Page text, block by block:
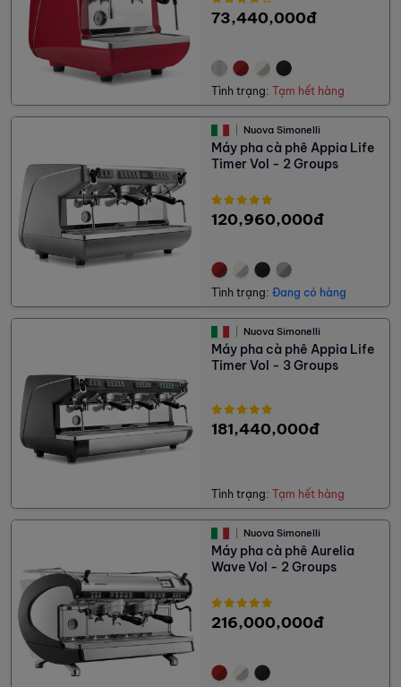
73,440,000đ
Tình trạng: Tạm hết hàng
Nuova Simonelli
Máy pha cà phê Appia Life
Timer Vol - 2 Groups
120,960,000đ
Tình trạng: Đang có hàng
Nuova Simonelli
Máy pha cà phê Appia Life
Timer Vol - 3 Groups
181,440,000đ
Tình trạng: Tạm hết hàng
Nuova Simonelli
Máy pha cà phê Aurelia
Wave Vol - 2 Groups
216,000,000đ